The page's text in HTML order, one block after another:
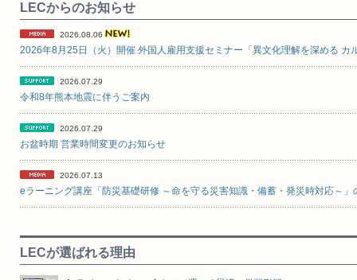
LECからのお知らせ
2026.08.06
2026.07.29
令和8年熊本地震に伴うご案内
2026.07.29
お盆時期 営業時間変更のお知らせ
2026.07.13
LECが選ばれる理由